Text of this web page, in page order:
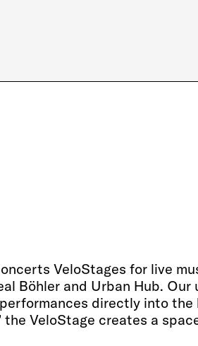
VeloStages for live
Böhler and Urban Hub.
directly into
the VeloStage creates a